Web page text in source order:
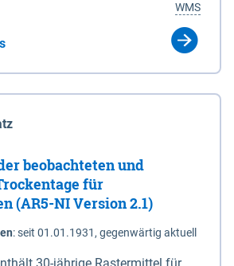
Sperrwerkes durch Widmung, die
durch Verordnung ausspricht.
bestehenden Wolfsterritorien im
WMS
beobachteten und
für
(AR5-NI Version 2.1)
:seit 01.01.1931, gegenwärtig aktuell